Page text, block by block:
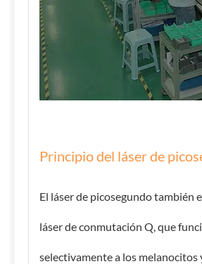
Principio del láser de
El láser de picosegundo también
láser de conmutación Q, que
selectivamente a los melanocitos